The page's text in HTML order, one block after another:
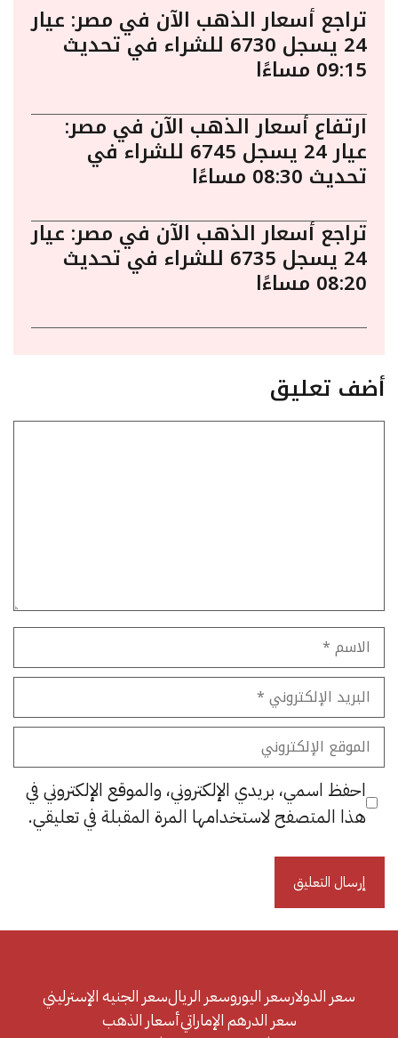
تراجع أسعار الذهب الآن في مصر: عيار
24 يسجل 6730 للشراء في تحديث
09:15 مساءًا
ارتفاع أسعار الذهب الآن في مصر:
عيار 24 يسجل 6745 للشراء في
تحديث 08:30 مساءًا
تراجع أسعار الذهب الآن في مصر: عيار
24 يسجل 6735 للشراء في تحديث
08:20 مساءًا
أضف تعليق
الاسم
البريد
الإلكتروني
الموقع
الإلكتروني
احفظ اسمي، بريدي الإلكتروني، والموقع الإلكتروني في
هذا المتصفح لاستخدامها المرة المقبلة في تعليقي.
سعر الدولارسعر اليوروسعر الريالسعر الجنيه الإسترليني
سعر الدرهم الإماراتيأسعار الذهب